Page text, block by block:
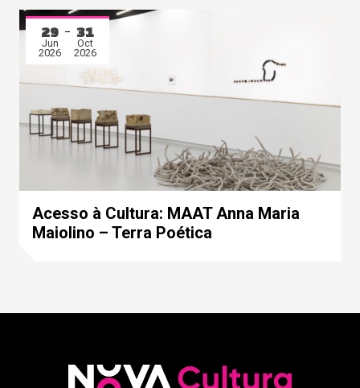
29
Jun
2026
31
Oct
2026
Acesso à Cultura: MAAT Anna Maria
Maiolino – Terra Poética